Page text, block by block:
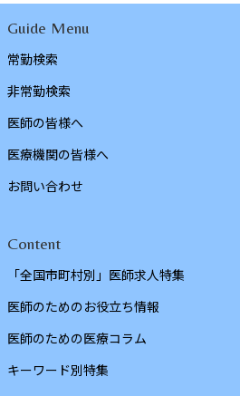
Guide Menu
常勤検索
非常勤検索
医師の皆様へ
医療機関の皆様へ
お問い合わせ
Content
「全国市町村別」医師求人特集
医師のためのお役立ち情報
医師のための医療コラム
キーワード別特集